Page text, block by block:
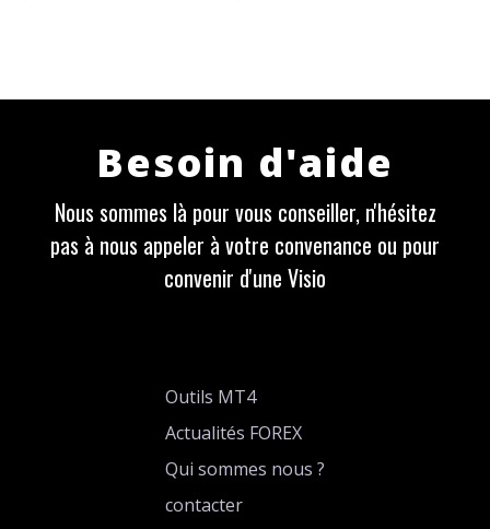
Besoin d'aide
Nous sommes là pour vous conseiller, n'hésitez
pas à nous appeler à votre convenance ou pour
convenir d'une Visio
Outils MT4
Actualités FOREX
Qui sommes nous ?
contacter